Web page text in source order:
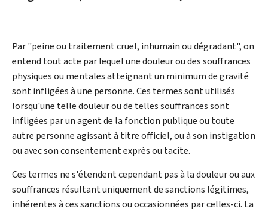
Par "peine ou traitement cruel, inhumain ou dégradant", on
entend tout acte par lequel une douleur ou des souffrances
physiques ou mentales atteignant un minimum de gravité
sont infligées à une personne. Ces termes sont utilisés
lorsqu'une telle douleur ou de telles souffrances sont
infligées par un agent de la fonction publique ou toute
autre personne agissant à titre officiel, ou à son instigation
ou avec son consentement exprès ou tacite.
Ces termes ne s'étendent cependant pas à la douleur ou aux
souffrances résultant uniquement de sanctions légitimes,
inhérentes à ces sanctions ou occasionnées par celles-ci. La